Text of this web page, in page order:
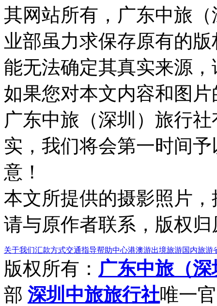
其网站所有，广东中旅
业部虽力求保存原有的
能无法确定其真实来源
如果您对本文内容和图
广东中旅（深圳）旅行
实，我们将会第一时间
意！
本文所提供的摄影照片
请与原作者联系，版权
关于我们汇款方式交通指导帮助中心港澳游出境旅游国内旅游
版权所有： 广东中旅（
部 深圳中旅旅行社唯一